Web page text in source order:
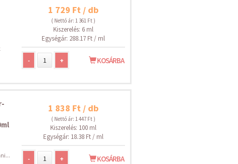
1 729 Ft / db
( Nettó ár: 1 361 Ft )
Kiszerelés: 6 ml
Egységár: 288.17 Ft / ml
- + KOSÁRBA
1 838 Ft / db
( Nettó ár: 1 447 Ft )
Kiszerelés: 100 ml
Egységár: 18.38 Ft / ml
- + KOSÁRBA